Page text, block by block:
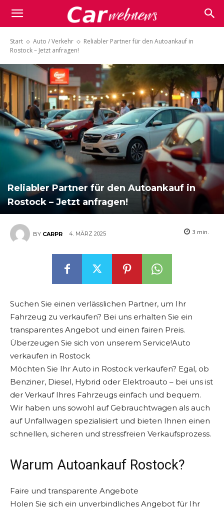
Carwebnews.com
Start Auto / Verkehr
Reliabler Partner für den Autoankauf in
Rostock – Jetzt anfragen!
Reliabler Partner für den Autoankauf in
Rostock – Jetzt anfragen!
BY CARPR 4. MÄRZ 2025 3 min.
Suchen Sie einen verlässlichen Partner, um Ihr
Fahrzeug zu verkaufen? Bei uns erhalten Sie ein
transparentes Angebot und einen fairen Preis.
Überzeugen Sie sich von unserem Service!Auto
verkaufen in Rostock
Möchten Sie Ihr Auto in Rostock verkaufen? Egal, ob
Benziner, Diesel, Hybrid oder Elektroauto – bei uns ist
der Verkauf Ihres Fahrzeugs einfach und bequem.
Wir haben uns sowohl auf Gebrauchtwagen als auch
auf Unfallwagen spezialisiert und bieten Ihnen einen
schnellen, sicheren und stressfreien Verkaufsprozess.
Warum Autoankauf Rostock?
Faire und transparente Angebote
Holen Sie sich ein unverbindliches Angebot für Ihr